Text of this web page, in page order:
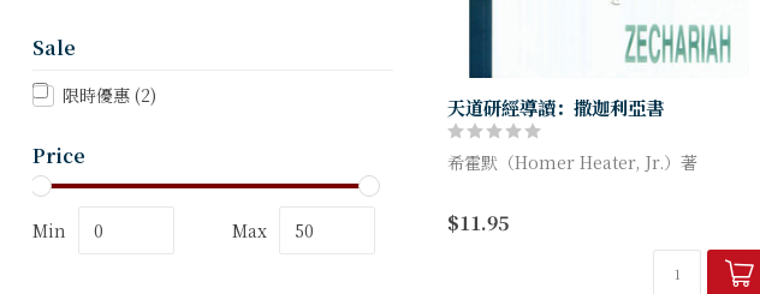
Sale
限時優惠 (2)
Price
Min Max
天道研經導讀：撒迦利亞書
希霍默（Homer Heater, Jr.）著
不打算要包羅萬有，或作精微的分析，只把
經卷的信息、思想、結構，簡明申...
$11.95